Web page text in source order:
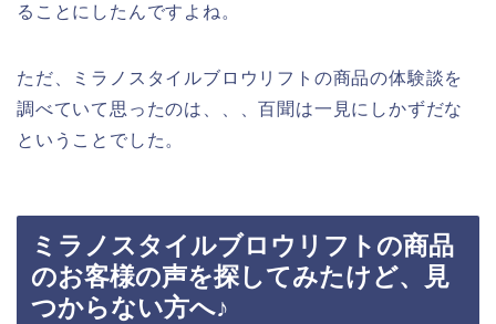
ることにしたんですよね。
ただ、ミラノスタイルブロウリフトの商品の体験談を
調べていて思ったのは、、、百聞は一見にしかずだな
ということでした。
ミラノスタイルブロウリフトの商品
のお客様の声を探してみたけど、見
つからない方へ♪